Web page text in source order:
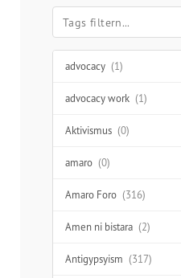
advocacy (1)
advocacy work (1)
Aktivismus (0)
amaro (0)
Amaro Foro (316)
Amen ni bistara (2)
Antigypsyism (317)